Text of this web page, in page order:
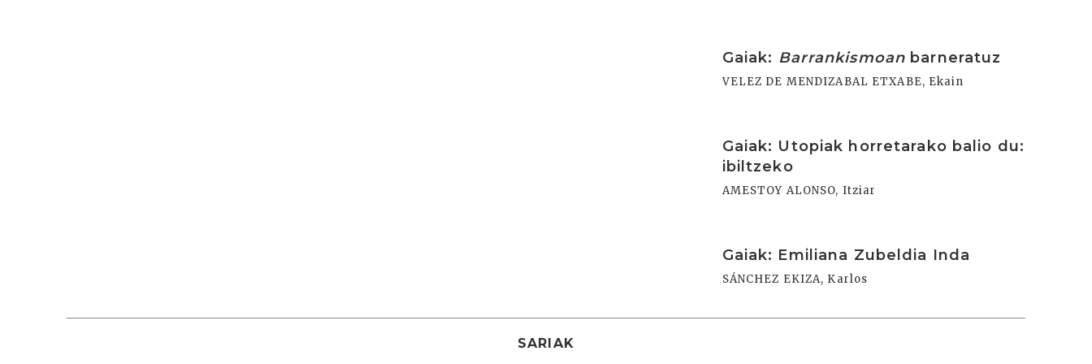
Gaiak: Barrankismoan barneratuz
VELEZ DE MENDIZABAL ETXABE, Ekain
Gaiak: Utopiak horretarako balio du:
ibiltzeko
AMESTOY ALONSO, Itziar
Gaiak: Emiliana Zubeldia Inda
SÁNCHEZ EKIZA, Karlos
SARIAK